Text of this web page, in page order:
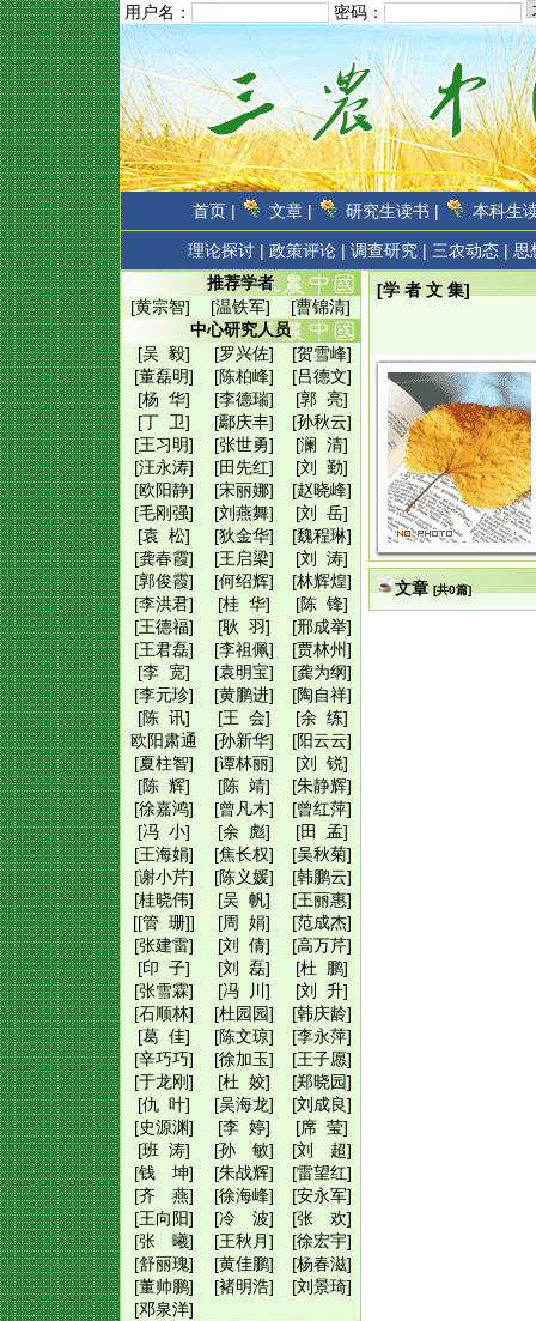
用户名： 密码：
首页 | 文章 | 研究生读书 | 本科生
理论探讨 | 政策评论 | 调查研究 | 三农动态 | 思
[学 者 文 集]
文章 [共0篇]
推荐学者
[黄宗智]
[温铁军]
[曹锦清]
中心研究人员
[吴 毅]
[罗兴佐]
[贺雪峰]
[董磊明]
[陈柏峰]
[吕德文]
[杨 华]
[李德瑞]
[郭 亮]
[丁 卫]
[鄢庆丰]
[孙秋云]
[王习明]
[张世勇]
[澜 清]
[汪永涛]
[田先红]
[刘 勤]
[欧阳静]
[宋丽娜]
[赵晓峰]
[毛刚强]
[刘燕舞]
[刘 岳]
[袁 松]
[狄金华]
[魏程琳]
[龚春霞]
[王启梁]
[刘 涛]
[郭俊霞]
[何绍辉]
[林辉煌]
[李洪君]
[桂 华]
[陈 锋]
[王德福]
[耿 羽]
[邢成举]
[王君磊]
[李祖佩]
[贾林州]
[李 宽]
[袁明宝]
[龚为纲]
[李元珍]
[黄鹏进]
[陶自祥]
[陈 讯]
[王 会]
[余 练]
欧阳肃通
[孙新华]
[阳云云]
[夏柱智]
[谭林丽]
[刘 锐]
[陈 辉]
[陈 靖]
[朱静辉]
[徐嘉鸿]
[曾凡木]
[曾红萍]
[冯 小]
[余 彪]
[田 孟]
[王海娟]
[焦长权]
[吴秋菊]
[谢小芹]
[陈义媛]
[韩鹏云]
[桂晓伟]
[吴 帆]
[王丽惠]
[[管 珊]]
[周 娟]
[范成杰]
[张建雷]
[刘 倩]
[高万芹]
[印 子]
[刘 磊]
[杜 鹏]
[张雪霖]
[冯 川]
[刘 升]
[石顺林]
[杜园园]
[韩庆龄]
[葛 佳]
[陈文琼]
[李永萍]
[辛巧巧]
[徐加玉]
[王子愿]
[于龙刚]
[杜 姣]
[郑晓园]
[仇 叶]
[吴海龙]
[刘成良]
[史源渊]
[李 婷]
[席 莹]
[班 涛]
[孙 敏]
[刘 超]
[钱 坤]
[朱战辉]
[雷望红]
[齐 燕]
[徐海峰]
[安永军]
[王向阳]
[冷 波]
[张 欢]
[张 曦]
[王秋月]
[徐宏宇]
[舒丽瑰]
[黄佳鹏]
[杨春滋]
[董帅鹏]
[褚明浩]
[刘景琦]
[邓泉洋]